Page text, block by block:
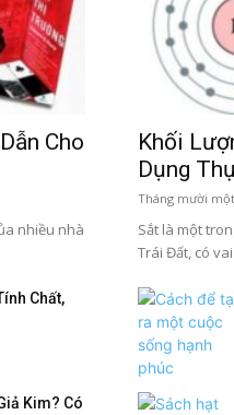
Cho
nhiều nhà
Khối
Dụng
Tháng mười
Sắt là một
Trái Đất, có
Chất,
Kim? Có